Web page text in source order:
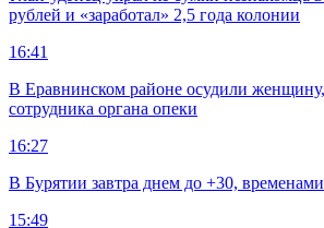
рублей и «заработал» 2,5 года колонии
16:41
В Еравнинском районе осудили
сотрудника органа опеки
16:27
В Бурятии завтра днем до +30,
15:49